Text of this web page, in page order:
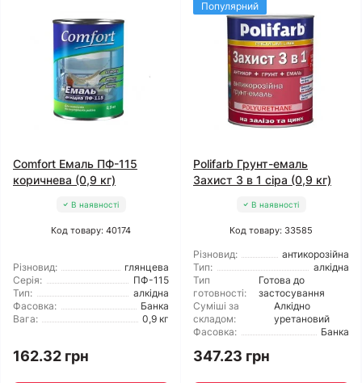
Comfort Емаль ПФ-115
коричнева (0,9 кг)
В наявності
Код товару: 40174
Різновид:
глянцева
Серія:
ПФ-115
Тип:
алкідна
Фасовка:
Банка
Вага:
0,9 кг
162.32 грн
Популярний
Polifarb Грунт-емаль
Захист 3 в 1 сіра (0,9 кг)
В наявності
Код товару: 33585
Різновид:
антикорозійна
Тип:
алкідна
Тип
готовності:
Готова до
застосування
Суміші за
складом:
Алкідно
уретановий
Фасовка:
Банка
347.23 грн